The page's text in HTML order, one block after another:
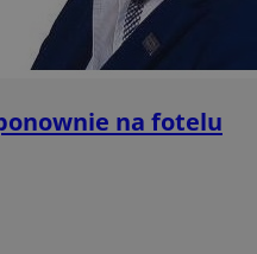
na fotelu